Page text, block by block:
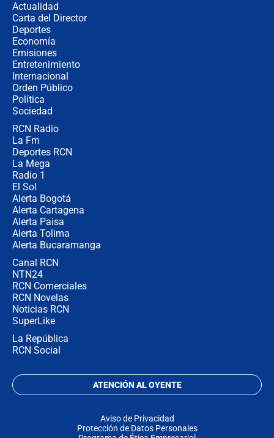
Actualidad
Carta del Director
Deportes
Economía
Emisiones
Entretenimiento
Internacional
Orden Público
Política
Sociedad
RCN Radio
La Fm
Deportes RCN
La Mega
Radio 1
El Sol
Alerta Bogotá
Alerta Cartagena
Alerta Paisa
Alerta Tolima
Alerta Bucaramanga
Canal RCN
NTN24
RCN Comerciales
RCN Novelas
Noticias RCN
SuperLike
La República
RCN Social
ATENCIÓN AL OYENTE
Aviso de Privacidad
Protección de Datos Personales